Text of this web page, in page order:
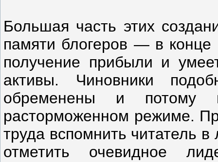
Большая часть этих
памяти блогеров — в конце
получение прибыли и
активы. Чиновники
обременены и потому
расторможенном режиме.
труда вспомнить читатель
отметить очевидное